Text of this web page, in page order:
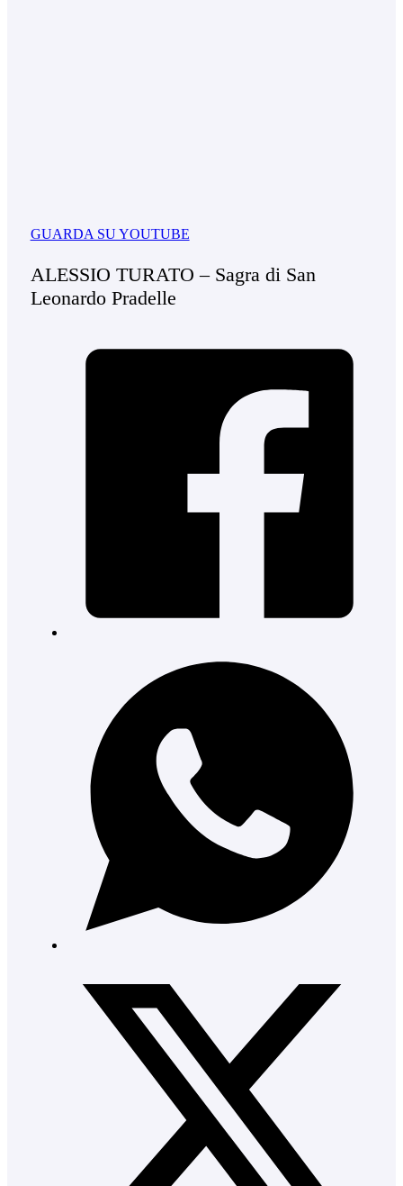
GUARDA SU YOUTUBE
ALESSIO TURATO – Sagra di San
Leonardo Pradelle